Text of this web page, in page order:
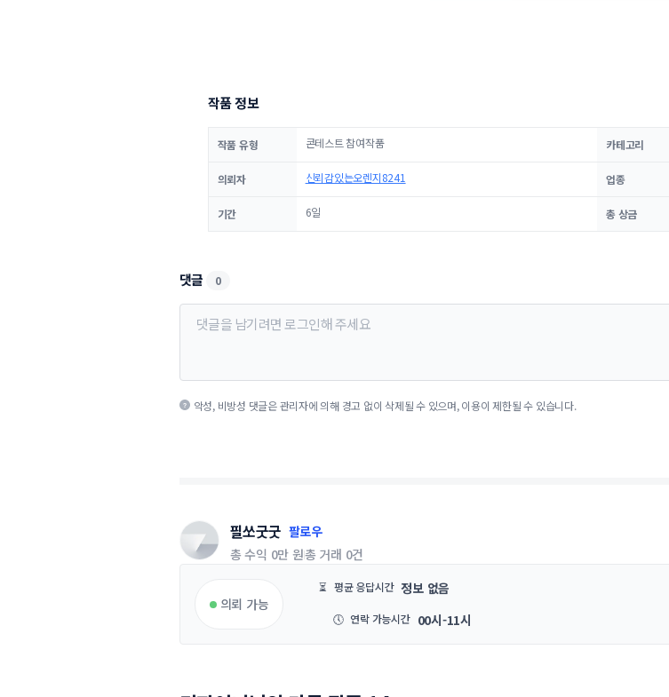
작품 정보
작품 유형 콘테스트 참여작품
의뢰자 신뢰감있는오렌지8241
기간 6일
카테고리
업종
총 상금
댓글 0
악성, 비방성 댓글은 관리자에 의해 경고 없이 삭제될 수 있으며, 이용이 제한될 수 있습니다.
필쏘굿굿 팔로우
총 수익 0만 원총 거래 0건
의뢰 가능
⏳ 평균 응답시간 정보 없음
🕔 연락 가능시간 00시-11시